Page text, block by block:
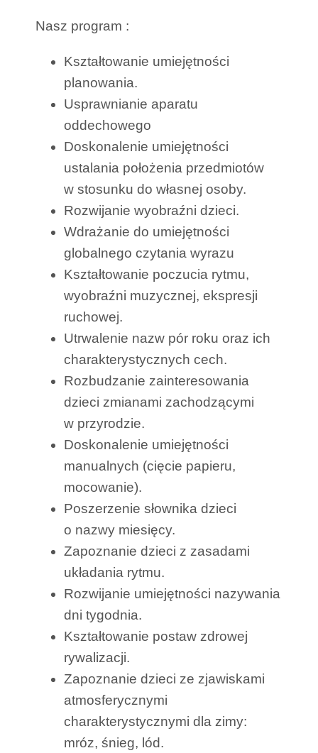
Nasz program :
Kształtowanie umiejętności
planowania.
Usprawnianie aparatu
oddechowego
Doskonalenie umiejętności
ustalania położenia przedmiotów
w stosunku do własnej osoby.
Rozwijanie wyobraźni dzieci.
Wdrażanie do umiejętności
globalnego czytania wyrazu
Kształtowanie poczucia rytmu,
wyobraźni muzycznej, ekspresji
ruchowej.
Utrwalenie nazw pór roku oraz ich
charakterystycznych cech.
Rozbudzanie zainteresowania
dzieci zmianami zachodzącymi
w przyrodzie.
Doskonalenie umiejętności
manualnych (cięcie papieru,
mocowanie).
Poszerzenie słownika dzieci
o nazwy miesięcy.
Zapoznanie dzieci z zasadami
układania rytmu.
Rozwijanie umiejętności nazywania
dni tygodnia.
Kształtowanie postaw zdrowej
rywalizacji.
Zapoznanie dzieci ze zjawiskami
atmosferycznymi
charakterystycznymi dla zimy:
mróz, śnieg, lód.